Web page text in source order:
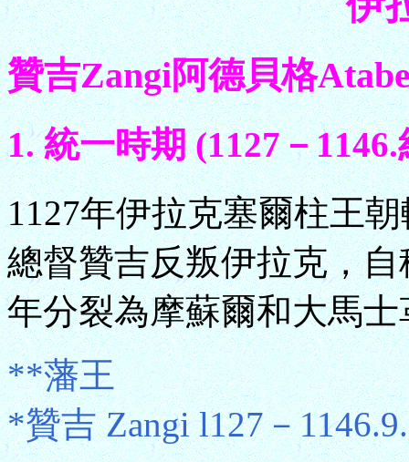
贊吉Zangi阿德貝格
1. 統一時期 (1127－1146.
1127年伊拉克塞爾柱王
總督贊吉反叛伊拉克，自
年分裂為摩蘇爾和大馬
**藩王
*贊吉 Zangi l127－